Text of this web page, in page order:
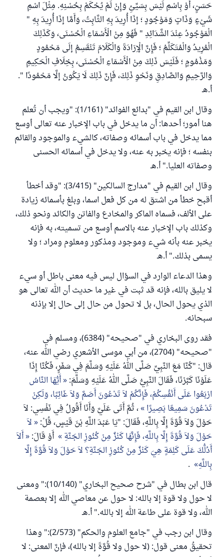
حَسَنٍ، أَوْ بِاسْمِ لَيْسَ بِسَيِّئِ وَإِنْ لَمْ يُحْكَمْ بِحُسْنِهِ. مِثْلَ اسْمِ
شَيْءٍ وَذَاتٍ وَمَوْجُودٍ ؛ إذَا أُرِيدَ بِهِ الثَّابِتُ، وَأَمَّا إذَا أُرِيدَ بِهِ "
الْمَوْجُودُ عِنْدَ الشَّدَائِدِ " فَهُوَ مِنْ الْأَسْمَاءِ الْحُسْنَى، وَكَذَلِكَ
الْمُرِيدُ وَالْمُتَكَلِّمُ ؛ فَإِنَّ الْإِرَادَةَ وَالْكَلَامَ تَنْقَسِمُ إلَى مَحْمُودٍ
وَمَذْمُومٍ ؛ فَلَيْسَ ذَلِكَ مِنْ الْأَسْمَاءِ الْحُسْنَى، بِخِلَافِ الْحَكِيمِ
وَالرَّحِيمِ وَالصَّادِقِ وَنَحْوِ ذَلِكَ، فَإِنَّ ذَلِكَ لَا يَكُونُ إلَّا مَحْمُودًا ".
أ.هـ
وقال ابن القيم في "بدائع الفوائد" (1/161): "ويجب أن تُعلم
هنا أمور؛ أحدها: أن ما يدخل في باب الإخبار عنه تعالى أوسع
مما يدخل في باب أسمائه وصفاته، كالشيء والموجود والقائم
بنفسه ؛ فإنه يخبر به عنه، ولا يدخل في أسمائه الحسنى
وصفاته العليا." أ.هـ
وقال ابن القيم في "مدارج السالكين" (3/415): "وقد أخطأ
أقبح خطأ من اشتق له من كل فعل اسما، وبلغ بأسمائه زيادة
على الألف، فسماه الماكر والمخادع والفاتن والكائد ونحو ذلك،
وكذلك باب الإخبار عنه بالاسم أوسع من تسميته، به فإنه
يخبر عنه بأنه شيء وموجود ومذكور ومعلوم ومراد ؛ ولا
يسمى بذلك." أ.هـ
وهذا الدعاء الوارد في السؤال ليس فيه معنى باطل أو سيء
لا يليق بالله، فإنه قد ثبت في غير ما حديث أن الله تعالى هو
الذي يحول الحال، بل لا تحول من حال إلى حال إلا بإذنه
سبحانه.
فقد روى البخاري في "صحيحه" (6384)، ومسلم في
"صحيحه" (2704)، من أبي موسى الأشعري رضي الله عنه،
قال: "كُنَّا مَعَ النَّبِيِّ صَلَّى اللهُ عَلَيْهِ وَسَلَّمَ فِي سَفَرٍ، فَكُنَّا إِذَا
عَلَوْنَا كَبَّرْنَا، فَقَالَ النَّبِيُّ صَلَّى اللهُ عَلَيْهِ وَسَلَّمَ: أَيُّهَا النَّاسُ
ارْبَعُوا عَلَى أَنْفُسِكُمْ، فَإِنَّكُمْ لاَ تَدْعُونَ أَصَمَّ وَلاَ غَائِبًا، وَلَكِنْ
تَدْعُونَ سَمِيعًا بَصِيرًا ، ثُمَّ أَتَى عَلَيَّ وَأَنَا أَقُولُ فِي نَفْسِي: لاَ
حَوْلَ وَلاَ قُوَّةَ إِلَّا بِاللَّهِ، فَقَالَ: "يَا عَبْدَ اللَّهِ بْنَ قَيْسٍ، قُلْ: لاَ
حَوْلَ وَلاَ قُوَّةَ إِلَّا بِاللَّهِ، فَإِنَّهَا كَنْزٌ مِنْ كُنُوزِ الجَنَّةِ
أَوْ قَالَ: أَلاَ
أَدُلُّكَ عَلَى كَلِمَةٍ هِيَ كَنْزٌ مِنْ كُنُوزِ الجَنَّةِ؟ لاَ حَوْلَ وَلاَ قُوَّةَ إِلَّا
بِاللَّهِ .
قال ابن بطال في "شرح صحيح البخاري" (10/140):" ومعنى
لا حول ولا قوة إلا بالله: لا حول عن معاصي الله إلا بعصمة
الله، ولا قوة على طاعة الله إلا بالله." أ.هـ
وقال ابن رجب في "جامع العلوم والحكم" (2/573):" وهذا
تحقيقُ معنى قول: (لا حول ولا قُوَّةَ إلا بالله)، فإنَّ المعنى: لا